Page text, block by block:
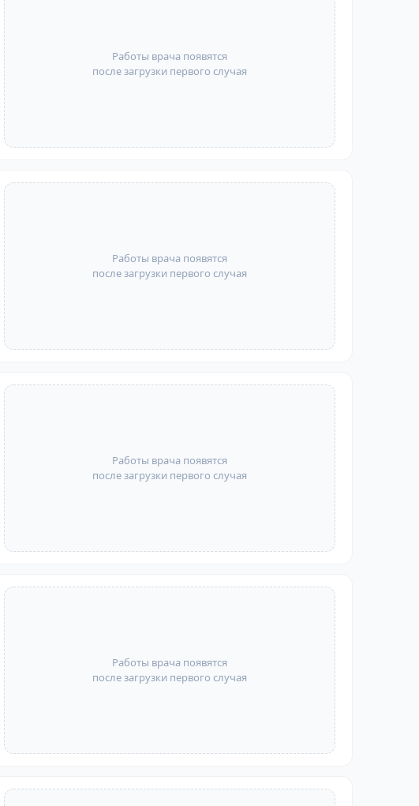
Работы врача появятся
после загрузки первого случая
Работы врача появятся
после загрузки первого случая
Работы врача появятся
после загрузки первого случая
Работы врача появятся
после загрузки первого случая